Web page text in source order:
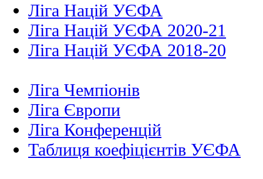
Ліга Націй УЄФА
Ліга Націй УЄФА 2020-21
Ліга Націй УЄФА 2018-20
Ліга Чемпіонів
Ліга Європи
Ліга Конференцій
Таблиця коефіцієнтів УЄФА